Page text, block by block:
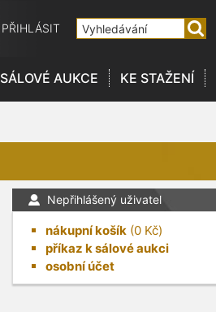
PŘIHLÁSIT
SÁLOVÉ AUKCE KE STAŽENÍ
Nepřihlášený uživatel
nákupní košík (0 Kč)
příkaz k sálové aukci
osobní účet